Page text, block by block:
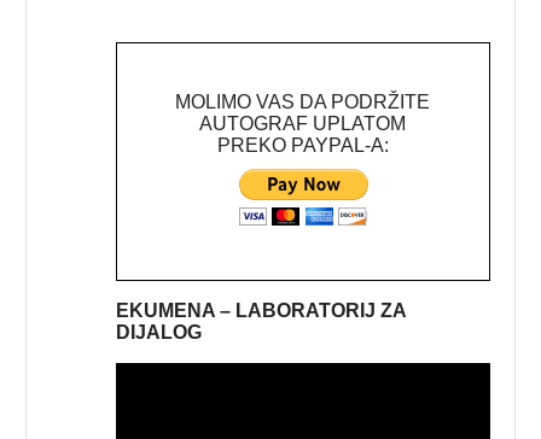
MOLIMO VAS DA PODRŽITE
AUTOGRAF UPLATOM
PREKO PAYPAL-A:
EKUMENA – LABORATORIJ ZA
DIJALOG